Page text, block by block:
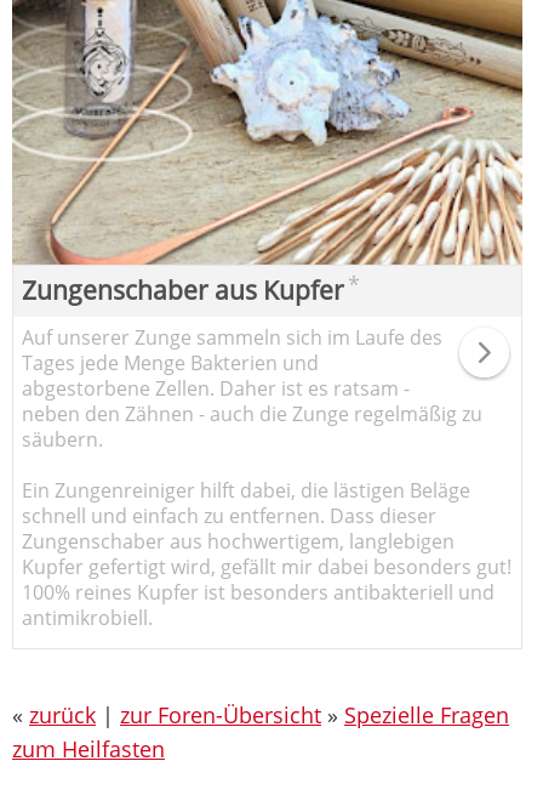
Zungenschaber aus Kupfer*
Auf unserer Zunge sammeln sich im Laufe des
Tages jede Menge Bakterien und
abgestorbene Zellen. Daher ist es ratsam -
neben den Zähnen - auch die Zunge regelmäßig zu
säubern.
Ein Zungenreiniger hilft dabei, die lästigen Beläge
schnell und einfach zu entfernen. Dass dieser
Zungenschaber aus hochwertigem, langlebigen
Kupfer gefertigt wird, gefällt mir dabei besonders gut!
100% reines Kupfer ist besonders antibakteriell und
antimikrobiell.
« zurück | zur Foren-Übersicht » Spezielle Fragen
zum Heilfasten